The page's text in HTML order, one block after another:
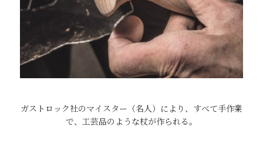
ガストロック社のマイスター（名人）により、すべて手作業
で、工芸品のような杖が作られる。